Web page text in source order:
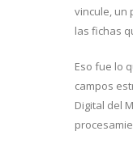
vincule, un
las fichas
Eso fue lo
campos
Digital del